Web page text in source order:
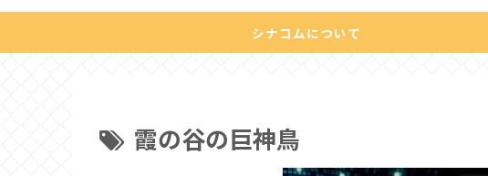
シナコムについて
霞の谷の巨神鳥